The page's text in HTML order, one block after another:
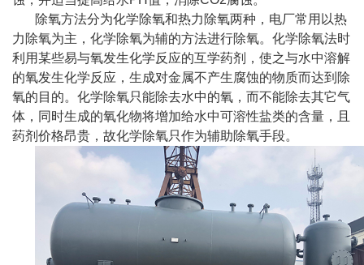
除氧方法分为化学除氧和热力除氧两种，电厂常用以热
力除氧为主，化学除氧为辅的方法进行除氧。化学除氧法时
利用某些易与氧发生化学反应的互学药剂，使之与水中溶解
的氧发生化学反应，生成对金属不产生腐蚀的物质而达到除
氧的目的。化学除氧只能除去水中的氧，而不能除去其它气
体，同时生成的氧化物将增加给水中可溶性盐类的含量，且
药剂价格昂贵，故化学除氧只作为辅助除氧手段。